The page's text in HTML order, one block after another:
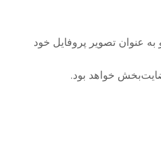
و به عنوان تصویر پروفایل خود